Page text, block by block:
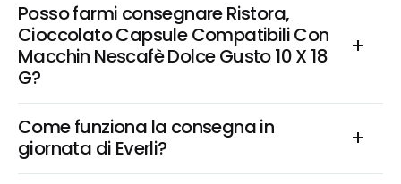
Posso farmi consegnare Ristora,
Cioccolato Capsule Compatibili Con
Macchin Nescafè Dolce Gusto 10 X 18
G?
Come funziona la consegna in
giornata di Everli?